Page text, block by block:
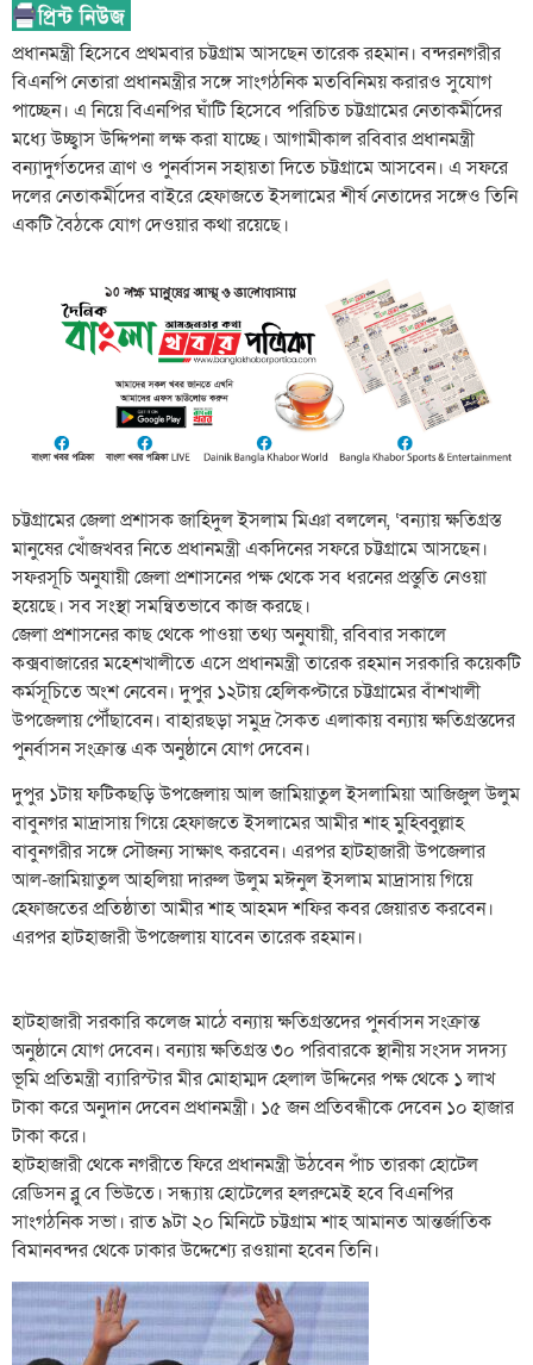
প্রধানমন্ত্রী হিসেবে প্রথমবার চট্টগ্রাম আসছেন তারেক রহমান। বন্দরনগরীর
বিএনপি নেতারা প্রধানমন্ত্রীর সঙ্গে সাংগঠনিক মতবিনিময় করারও সুযোগ
পাচ্ছেন। এ নিয়ে বিএনপির ঘাঁটি হিসেবে পরিচিত চট্টগ্রামের নেতাকর্মীদের
মধ্যে উচ্ছ্বাস উদ্দিপনা লক্ষ করা যাচ্ছে। আগামীকাল রবিবার প্রধানমন্ত্রী
বন্যাদুর্গতদের ত্রাণ ও পুনর্বাসন সহায়তা দিতে চট্টগ্রামে আসবেন। এ সফরে
দলের নেতাকর্মীদের বাইরে হেফাজতে ইসলামের শীর্ষ নেতাদের সঙ্গেও তিনি
একটি বৈঠকে যোগ দেওয়ার কথা রয়েছে।
চট্টগ্রামের জেলা প্রশাসক জাহিদুল ইসলাম মিঞা বললেন, ‘বন্যায় ক্ষতিগ্রস্ত
মানুষের খোঁজখবর নিতে প্রধানমন্ত্রী একদিনের সফরে চট্টগ্রামে আসছেন।
সফরসূচি অনুযায়ী জেলা প্রশাসনের পক্ষ থেকে সব ধরনের প্রস্তুতি নেওয়া
হয়েছে। সব সংস্থা সমন্বিতভাবে কাজ করছে।
জেলা প্রশাসনের কাছ থেকে পাওয়া তথ্য অনুযায়ী, রবিবার সকালে
কক্সবাজারের মহেশখালীতে এসে প্রধানমন্ত্রী তারেক রহমান সরকারি কয়েকটি
কর্মসূচিতে অংশ নেবেন। দুপুর ১২টায় হেলিকপ্টারে চট্টগ্রামের বাঁশখালী
উপজেলায় পৌঁছাবেন। বাহারছড়া সমুদ্র সৈকত এলাকায় বন্যায় ক্ষতিগ্রস্তদের
পুনর্বাসন সংক্রান্ত এক অনুষ্ঠানে যোগ দেবেন।
দুপুর ১টায় ফটিকছড়ি উপজেলায় আল জামিয়াতুল ইসলামিয়া আজিজুল উলুম
বাবুনগর মাদ্রাসায় গিয়ে হেফাজতে ইসলামের আমীর শাহ মুহিব্বুল্লাহ
বাবুনগরীর সঙ্গে সৌজন্য সাক্ষাৎ করবেন। এরপর হাটহাজারী উপজেলার
আল-জামিয়াতুল আহলিয়া দারুল উলুম মঈনুল ইসলাম মাদ্রাসায় গিয়ে
হেফাজতের প্রতিষ্ঠাতা আমীর শাহ আহমদ শফির কবর জেয়ারত করবেন।
এরপর হাটহাজারী উপজেলায় যাবেন তারেক রহমান।
হাটহাজারী সরকারি কলেজ মাঠে বন্যায় ক্ষতিগ্রস্তদের পুনর্বাসন সংক্রান্ত
অনুষ্ঠানে যোগ দেবেন। বন্যায় ক্ষতিগ্রস্ত ৩০ পরিবারকে স্থানীয় সংসদ সদস্য
ভূমি প্রতিমন্ত্রী ব্যারিস্টার মীর মোহাম্মদ হেলাল উদ্দিনের পক্ষ থেকে ১ লাখ
টাকা করে অনুদান দেবেন প্রধানমন্ত্রী। ১৫ জন প্রতিবন্ধীকে দেবেন ১০ হাজার
টাকা করে।
হাটহাজারী থেকে নগরীতে ফিরে প্রধানমন্ত্রী উঠবেন পাঁচ তারকা হোটেল
রেডিসন ব্লু বে ভিউতে। সন্ধ্যায় হোটেলের হলরুমেই হবে বিএনপির
সাংগঠনিক সভা। রাত ৯টা ২০ মিনিটে চট্টগ্রাম শাহ আমানত আন্তর্জাতিক
বিমানবন্দর থেকে ঢাকার উদ্দেশ্যে রওয়ানা হবেন তিনি।